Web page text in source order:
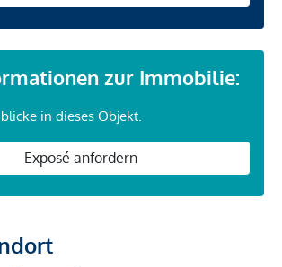
zur Immobilie:
in dieses Objekt.
Exposé anfordern